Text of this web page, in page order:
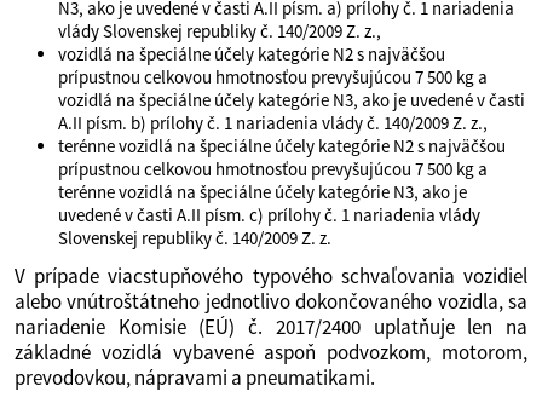
N3, ako je uvedené v časti A.II písm. a) prílohy č. 1 nariadenia
vlády Slovenskej republiky č. 140/2009 Z. z.,
vozidlá na špeciálne účely kategórie N2 s najväčšou
prípustnou celkovou hmotnosťou prevyšujúcou 7 500 kg a
vozidlá na špeciálne účely kategórie N3, ako je uvedené v časti
A.II písm. b) prílohy č. 1 nariadenia vlády č. 140/2009 Z. z.,
terénne vozidlá na špeciálne účely kategórie N2 s najväčšou
prípustnou celkovou hmotnosťou prevyšujúcou 7 500 kg a
terénne vozidlá na špeciálne účely kategórie N3, ako je
uvedené v časti A.II písm. c) prílohy č. 1 nariadenia vlády
Slovenskej republiky č. 140/2009 Z. z.
V prípade viacstupňového typového schvaľovania vozidiel
alebo vnútroštátneho jednotlivo dokončovaného vozidla, sa
nariadenie Komisie (EÚ) č. 2017/2400 uplatňuje len na
základné vozidlá vybavené aspoň podvozkom, motorom,
prevodovkou, nápravami a pneumatikami.